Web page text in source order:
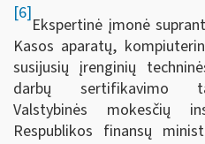
[6]
Ekspertinė įmonė
Kasos aparatų,
susijusių įrenginių
darbų sertifikavimo
Valstybinės mokesčių
Respublikos finansų